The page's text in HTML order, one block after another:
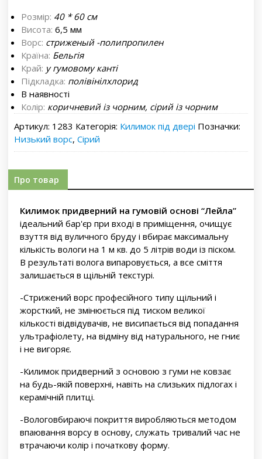
Розмір: 40 * 60 см
Висота: 6,5 мм
Ворс: стриженый -полипропилен
Країна: Бельгія
Край: у гумовому канті
Підкладка: полівінілхлорид
В наявності
Колір: коричневий із чорним, сірий із чорним
Артикул: 1283 Категорія: Килимок під двері Позначки:
Низький ворс, Сірий
Про товар
Килимок придверний на гумовій основі “Лейла”
ідеальний бар'єр при вході в приміщення, очищує
взуття від вуличного бруду і вбирає максимальну
кількість вологи на 1 м кв. до 5 літрів води із піском.
В результаті волога випаровується, а все сміття
залишається в щільній текстурі.
-Стрижений ворс професійного типу щільний і
жорсткий, не змінюється під тиском великої
кількості відвідувачів, не висипається від попадання
ультрафіолету, на відміну від натурального, не гниє
і не вигоряє.
-Килимок придверний з основою з гуми не ковзає
на будь-якій поверхні, навіть на слизьких підлогах і
керамічній плитці.
-Вологовбираючі покриття виробляються методом
впаювання ворсу в основу, служать тривалий час не
втрачаючи колір і початкову форму.